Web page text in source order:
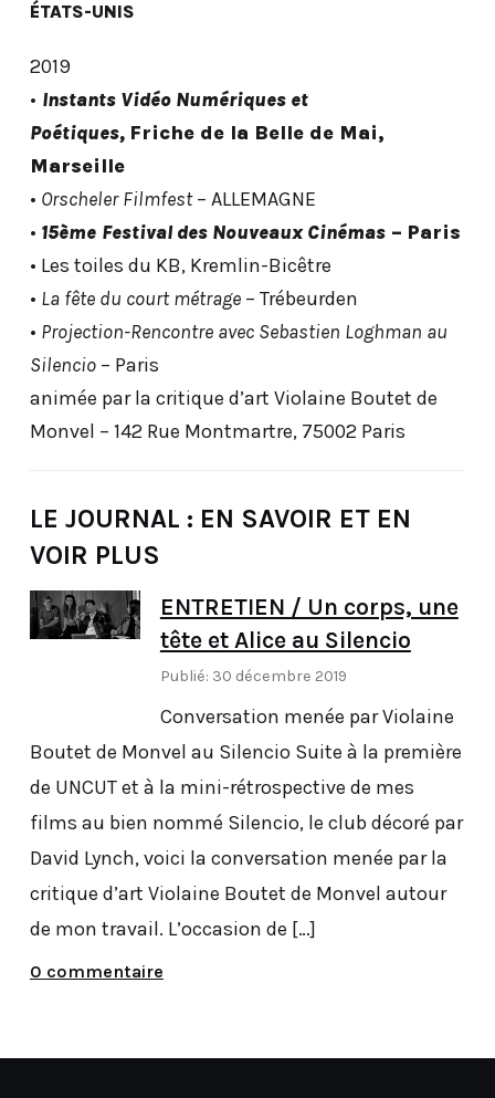
ÉTATS-UNIS
2019
• Instants Vidéo Numériques et
Poétiques, Friche de la Belle de Mai,
Marseille
• Orscheler Filmfest– ALLEMAGNE
• 15ème Festival des Nouveaux Cinémas– Paris
• Les toiles du KB, Kremlin-Bicêtre
• La fête du court métrage– Trébeurden
• Projection-Rencontre avec Sebastien Loghman au
Silencio – Paris
animée par la critique d’art Violaine Boutet de
Monvel – 142 Rue Montmartre, 75002 Paris
LE JOURNAL : EN SAVOIR ET EN
VOIR PLUS
ENTRETIEN / Un corps, une
tête et Alice au Silencio
Publié: 30 décembre 2019
Conversation menée par Violaine
Boutet de Monvel au Silencio Suite à la première
de UNCUT et à la mini-rétrospective de mes
films au bien nommé Silencio, le club décoré par
David Lynch, voici la conversation menée par la
critique d’art Violaine Boutet de Monvel autour
de mon travail. L’occasion de […]
0 commentaire